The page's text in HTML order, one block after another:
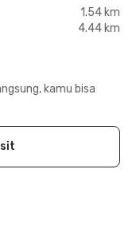
1.54 km
4.44 km
kamu bisa